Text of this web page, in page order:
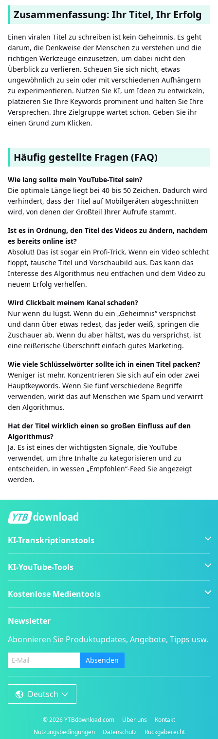
Zusammenfassung: Ihr Titel, Ihr Erfolg
Einen viralen Titel zu schreiben ist kein Geheimnis. Es geht
darum, die Denkweise der Menschen zu verstehen und die
richtigen Werkzeuge einzusetzen, um dabei nicht den
Überblick zu verlieren. Scheuen Sie sich nicht, etwas
ungewöhnlich zu sein oder mit verschiedenen Aufhängern
zu experimentieren. Nutzen Sie KI, um Ideen zu entwickeln,
platzieren Sie Ihre Keywords prominent und halten Sie Ihre
Versprechen. Ihre Zielgruppe wartet schon. Geben Sie ihr
einen Grund zum Klicken.
Häufig gestellte Fragen (FAQ)
Wie lang sollte mein YouTube-Titel sein?
Die optimale Länge liegt bei 40 bis 50 Zeichen. Dadurch wird
verhindert, dass der Titel auf Mobilgeräten abgeschnitten
wird, von denen der Großteil Ihrer Aufrufe stammt.
Ist es in Ordnung, den Titel des Videos zu ändern, nachdem
es bereits online ist?
Absolut! Das ist sogar ein Profi-Trick. Wenn ein Video schlecht
floppt, tausche Titel und Vorschaubild aus. Das kann das
Interesse des Algorithmus neu entfachen und dem Video zu
neuem Erfolg verhelfen.
Wird Clickbait meinem Kanal schaden?
Nur wenn du lügst. Wenn du ein „Geheimnis“ versprichst
und dann über etwas redest, das jeder weiß, springen die
Zuschauer ab. Wenn du aber hältst, was du versprichst, ist
eine reißerische Überschrift einfach gutes Marketing.
Wie viele Schlüsselwörter sollte ich in einen Titel packen?
Weniger ist mehr. Konzentrieren Sie sich auf ein oder zwei
Hauptkeywords. Wenn Sie fünf verschiedene Begriffe
verwenden, wirkt das auf Menschen wie Spam und verwirrt
den Algorithmus.
Hat der Titel wirklich einen so großen Einfluss auf den
Algorithmus?
Ja. Es ist eines der wichtigsten Signale, die YouTube
verwendet, um Ihre Inhalte zu kategorisieren und zu
entscheiden, in wessen „Empfohlen“-Feed Sie angezeigt
werden.
KI-Transkriptionstools
KI-YouTube-Tools
Kostenlose Medientools
Newsletter
Abonnieren Sie Produktupdates, Angebote, Tipps usw.
Absenden
Deutsch
©2026YTBdownload.com Über uns
Kontakt
Nutzungsbedingungen
Datenschutz Rückgaberecht